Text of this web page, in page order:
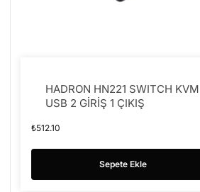
HADRON HN221 SWITCH KVM
USB 2 GİRİŞ 1 ÇIKIŞ
₺512.10
Sepete Ekle